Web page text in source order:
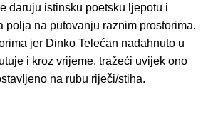
daruju istinsku poetsku ljepotu i
polja na putovanju raznim prostorima.
jer Dinko Telećan nadahnuto u
i kroz vrijeme, tražeći uvijek ono
na rubu riječi/stiha.